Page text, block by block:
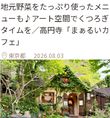
地元野菜をたっぷり使ったメニ
ューも♪アート空間でくつろぎ
タイムを／高円寺「まぁるいカ
フェ」
東京都 2026.08.03